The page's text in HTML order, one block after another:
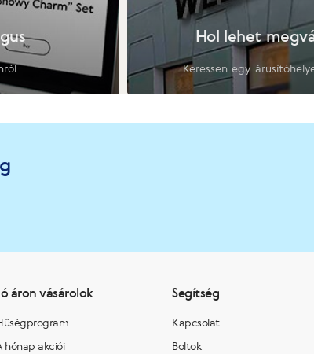
Hol lehet
Keressen egy
áron vásárolok
hónap akciói
Segítség
Kapcsolat
Boltok